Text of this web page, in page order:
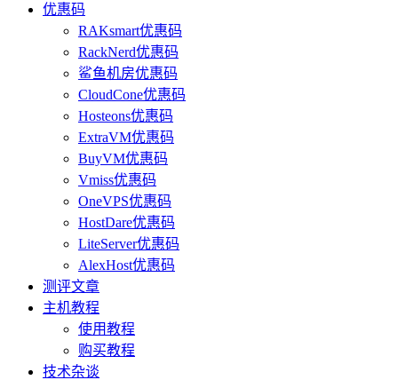
优惠码
RAKsmart优惠码
RackNerd优惠码
鲨鱼机房优惠码
CloudCone优惠码
Hosteons优惠码
ExtraVM优惠码
BuyVM优惠码
Vmiss优惠码
OneVPS优惠码
HostDare优惠码
LiteServer优惠码
AlexHost优惠码
测评文章
主机教程
使用教程
购买教程
技术杂谈